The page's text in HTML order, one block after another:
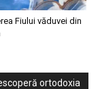
Fiului văduvei din
ortodoxia